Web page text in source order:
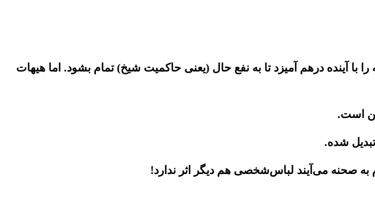
با آینده درهم آمیزد تا به نفع حال (یعنی حاکمیت شیخ) تمام بشود. اما هیهات
شده.